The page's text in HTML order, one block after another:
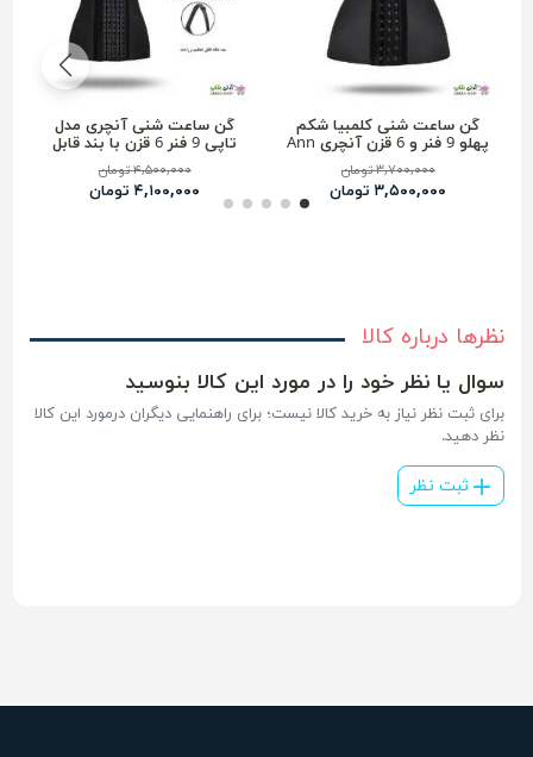
گن ساعت شنی کلمبیا شکم
پهلو 9 فنر و 6 قزن آنچری Ann
۳,۷۰۰,۰۰۰ تومان
۳,۵۰۰,۰۰۰ تومان
گن ساعت شنی آنچری مدل
تاپی 9 فنر 6 قزن با بند قابل
تنظیم 2026
۴,۵۰۰,۰۰۰ تومان
۴,۱۰۰,۰۰۰ تومان
نظرها درباره کالا
سوال یا نظر خود را در مورد این کالا بنوسید
برای ثبت نظر نیاز به خرید کالا نیست؛ برای راهنمایی دیگران درمورد این کالا
نظر دهید.
ثبت نظر